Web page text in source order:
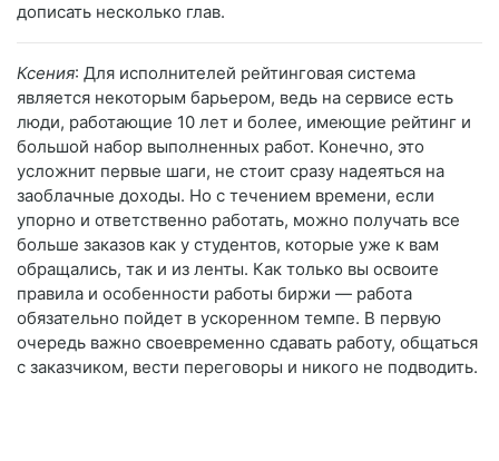
дописать несколько глав.
Ксения: Для исполнителей рейтинговая система
является некоторым барьером, ведь на сервисе есть
люди, работающие 10 лет и более, имеющие рейтинг и
большой набор выполненных работ. Конечно, это
усложнит первые шаги, не стоит сразу надеяться на
заоблачные доходы. Но с течением времени, если
упорно и ответственно работать, можно получать все
больше заказов как у студентов, которые уже к вам
обращались, так и из ленты. Как только вы освоите
правила и особенности работы биржи — работа
обязательно пойдет в ускоренном темпе. В первую
очередь важно своевременно сдавать работу, общаться
с заказчиком, вести переговоры и никого не подводить.